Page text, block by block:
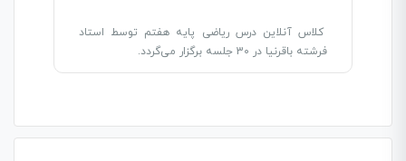
کلاس آنلاین درس ریاضی پایه هفتم توسط استاد
فرشته باقرنیا در 30 جلسه برگزار می‌گردد.